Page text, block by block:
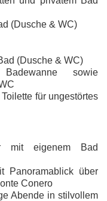
(Dusche & WC)
(Dusche & WC)
Badewanne sowie
für ungestörtes
mit eigenem Bad
Panoramablick über
Conero
Abende in stilvollem